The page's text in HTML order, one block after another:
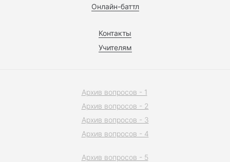
Онлайн-баттл
Контакты
Учителям
Архив вопросов - 1
Архив вопросов - 2
Архив вопросов - 3
Архив вопросов - 4
Архив вопросов - 5